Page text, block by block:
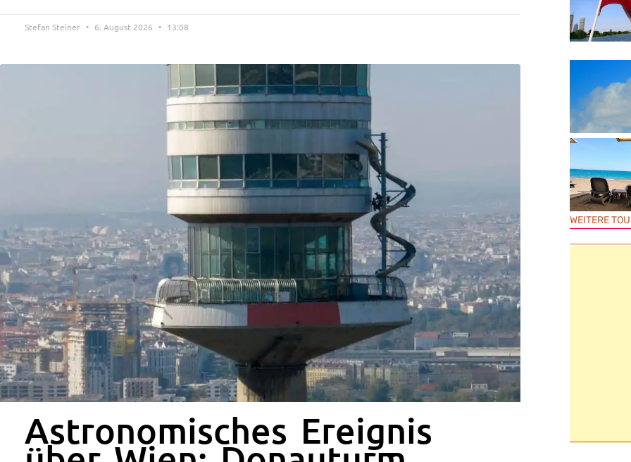
Stefan Steiner 6. August 2026 13:08
Astronomisches Ereignis
WEITERE